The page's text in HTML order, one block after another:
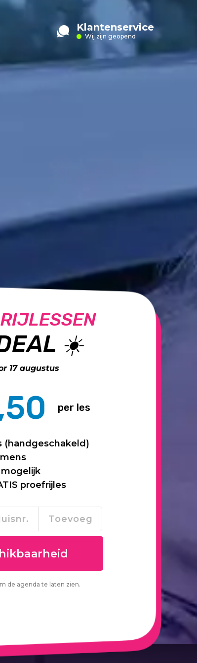
Klantenservice
Wij zijn geopend
☀️
17 augustus
per les
(handgeschakeld)
proefrijles
de agenda te laten zien.